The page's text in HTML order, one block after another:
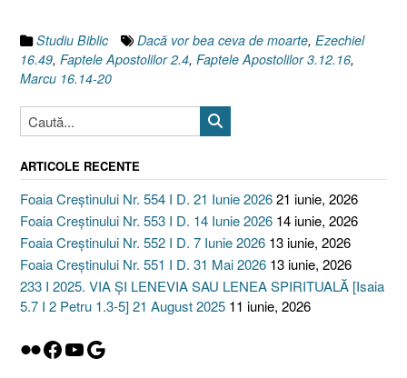
experimentul,
16.14-
20]”
Studiu Biblic Dacă vor bea ceva de moarte, Ezechiel
16.49, Faptele Apostolilor 2.4, Faptele Apostolilor 3.12.16,
Marcu 16.14-20
ARTICOLE RECENTE
Foaia Creștinului Nr. 554 I D. 21 Iunie 202621 iunie, 2026
Foaia Creștinului Nr. 553 I D. 14 Iunie 2026 14 iunie, 2026
Foaia Creștinului Nr. 552 I D. 7 Iunie 2026 13 iunie, 2026
Foaia Creștinului Nr. 551 I D. 31 Mai 2026 13 iunie, 2026
233 I 2025. VIA ȘI LENEVIA SAU LENEA SPIRITUALĂ [Isaia
5.7 I 2 Petru 1.3-5] 21 August 2025 11 iunie, 2026
Flickr
Facebook
YouTube
Google